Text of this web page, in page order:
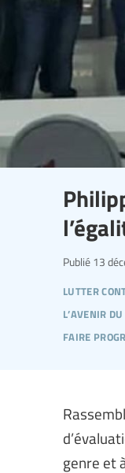
lutter
l’avenir
faire
Publié 13
genre et